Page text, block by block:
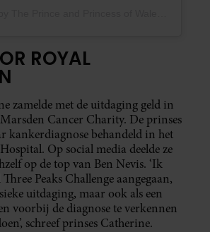
ROYAL
zamelde met de uitdaging geld in
Cancer Charity. De prinses
kankerdiagnose behandeld in het
Op social media deelde ze
op de top van Ben Nevis. ‘Ik
Peaks Challenge aangegaan,
uitdaging, maar ook als een
voorbij de diagnose te verkennen
schreef prinses Catherine.